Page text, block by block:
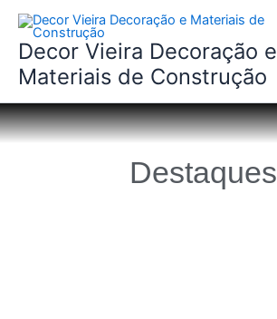
Skip
content
Decor Vieira Decoração e
Materiais de Construção
Destaques